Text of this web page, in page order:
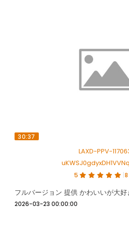
30:37
LAXD-PPV-
5 8
2026-03-23 00:00:00